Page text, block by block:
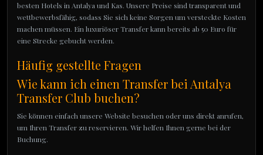
besten Hotels in Antalya und Kas. Unsere Preise sind transparent und
wettbewerbsfähig, sodass Sie sich keine Sorgen um versteckte Kosten
machen müssen. Ein luxuriöser Transfer kann bereits ab 50 Euro für
eine Strecke gebucht werden.
Häufig gestellte Fragen
Wie kann ich einen Transfer bei Antalya
Transfer Club buchen?
Sie können einfach unsere Website besuchen oder uns direkt anrufen,
um Ihren Transfer zu reservieren. Wir helfen Ihnen gerne bei der
Buchung.